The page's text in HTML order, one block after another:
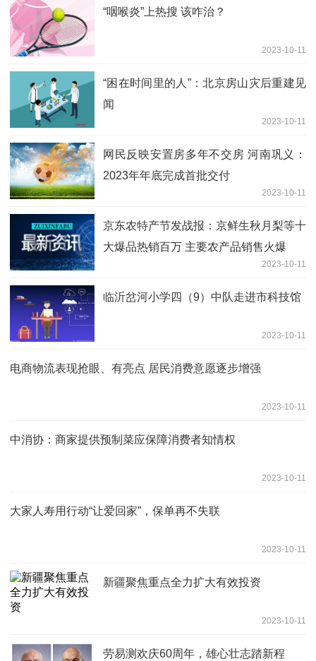
“咽喉炎”上热搜 该咋治？
2023-10-11
“困在时间里的人”：北京房山灾后重建见
闻
2023-10-11
网民反映安置房多年不交房 河南巩义：
2023年年底完成首批交付
2023-10-11
京东农特产节发战报：京鲜生秋月梨等十
大爆品热销百万 主要农产品销售火爆
2023-10-11
临沂岔河小学四（9）中队走进市科技馆
2023-10-11
电商物流表现抢眼、有亮点 居民消费意愿逐步增强
2023-10-11
中消协：商家提供预制菜应保障消费者知情权
2023-10-11
大家人寿用行动“让爱回家”，保单再不失联
2023-10-11
新疆聚焦重点全力扩大有效投资
2023-10-11
劳易测欢庆60周年，雄心壮志踏新程